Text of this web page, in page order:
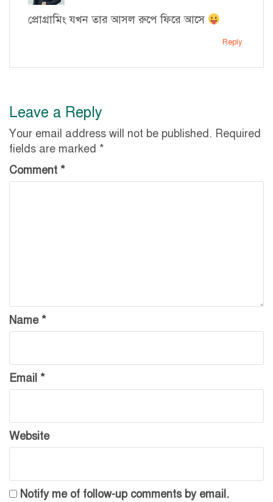
প্রোগ্রামিং যখন তার আসল রুপে ফিরে আসে
Reply
Leave a Reply
Your email address will not be published. Required
fields are marked *
Comment *
Name *
Email *
Website
Notify me of follow-up comments by email.